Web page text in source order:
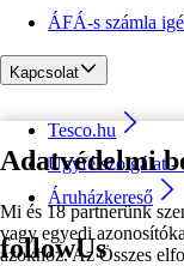
Adatvédelmi
Mi és 18 partnerünk
vagy egyedi
azokhoz. Az Összes
ÁFÁ-s számla
Kapcsolat
Tesco.hu
Ügyfélszolgálat -
Áruházkereső
followUs